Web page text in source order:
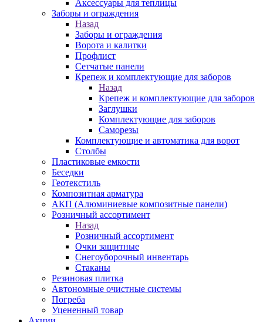
Аксессуары для теплицы
Заборы и ограждения
Назад
Заборы и ограждения
Ворота и калитки
Профлист
Сетчатые панели
Крепеж и комплектующие для заборов
Назад
Крепеж и комплектующие для заборов
Заглушки
Комплектующие для заборов
Саморезы
Комплектующие и автоматика для ворот
Столбы
Пластиковые емкости
Беседки
Геотекстиль
Композитная арматура
АКП (Алюминиевые композитные панели)
Розничный ассортимент
Назад
Розничный ассортимент
Очки защитные
Снегоуборочный инвентарь
Стаканы
Резиновая плитка
Автономные очистные системы
Погреба
Уцененный товар